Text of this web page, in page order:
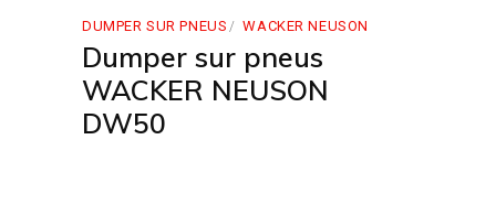
DUMPER SUR PNEUS WACKER NEUSON
Dumper sur pneus
WACKER NEUSON
DW50